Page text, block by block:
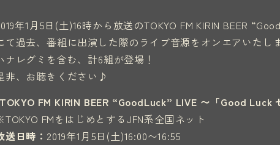
年1月5日(土)16時から放送のTOKYO FM KIRIN BEER
て過去、番組に出演した際のライブ音源をオンエアいたし
ナレグミを含む、計6組が登場！
非、お聴きください♪
FM KIRIN BEER “GoodLuck” LIVE 〜「Good Luck
FMをはじめとするJFN系全国ネット
送日時： 2019年1月5日(土)16:00〜16:55